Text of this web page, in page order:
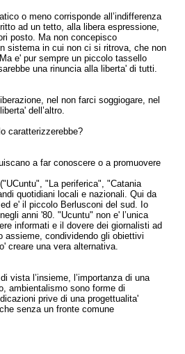
o meno corrisponde all’indifferenza
ad un tetto, alla libera espressione,
posto. Ma non concepisco
sistema in cui non ci si ritrova, che non
e' pur sempre un piccolo tassello
una rinuncia alla liberta' di tutti.
nel non farci soggiogare, nel
dell’altro.
caratterizzerebbe?
a far conoscere o a promuovere
"La periferica", "Catania
quotidiani locali e nazionali. Qui da
e' il piccolo Berlusconi del sud. Io
anni '80. "Ucuntu" non e' l’unica
informati e il dovere dei giornalisti ad
assieme, condividendo gli obiettivi
creare una vera alternativa.
vista l’insieme, l’importanza di una
ambientalismo sono forme di
prive di una progettualita'
senza un fronte comune